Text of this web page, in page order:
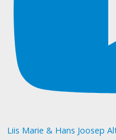
Liis Marie & Hans Joosep